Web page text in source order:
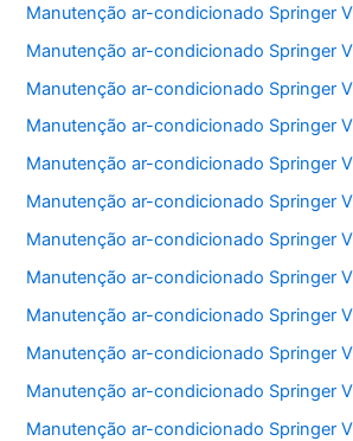
Manutenção ar-condicionado Springer
Manutenção ar-condicionado Springer
Manutenção ar-condicionado Springer
Manutenção ar-condicionado Springer
Manutenção ar-condicionado Springer
Manutenção ar-condicionado Springer
Manutenção ar-condicionado Springer
Manutenção ar-condicionado Springer
Manutenção ar-condicionado Springer
Manutenção ar-condicionado Springer
Manutenção ar-condicionado Springer
Manutenção ar-condicionado Springer